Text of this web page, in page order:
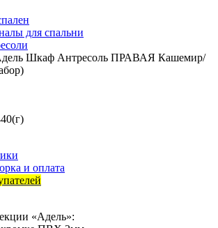
для спальни
Шкаф Антресоль ПРАВАЯ Кашемир/
и оплата
«Адель»: